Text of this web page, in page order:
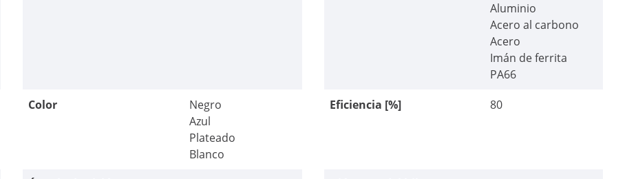
Aluminio
Acero al carbono
Acero
Imán de ferrita
PA66
Color
Negro
Azul
Plateado
Blanco
Eficiencia [%] 80